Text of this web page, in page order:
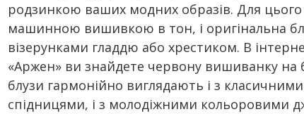
родзинкою ваших модних образів. Для цього
машинною вишивкою в тон, і оригінальна
візерунками гладдю або хрестиком. В
«Аржен» ви знайдете червону вишиванку на
блузи гармонійно виглядають і з
спідницями, і з молодіжними кольоровими